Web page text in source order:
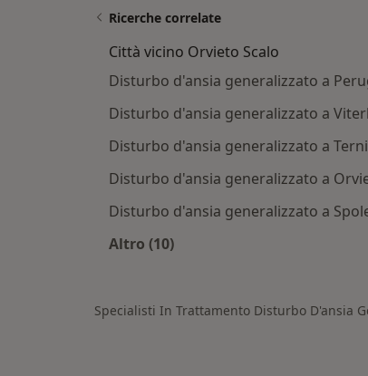
Ricerche correlate
Città vicino Orvieto Scalo
Disturbo d'ansia generalizzato a
Disturbo d'ansia generalizzato a
Disturbo d'ansia generalizzato a Terni
Disturbo d'ansia generalizzato a
Disturbo d'ansia generalizzato a
Altro (10)
Specialisti In Trattamento Disturbo D'ansia